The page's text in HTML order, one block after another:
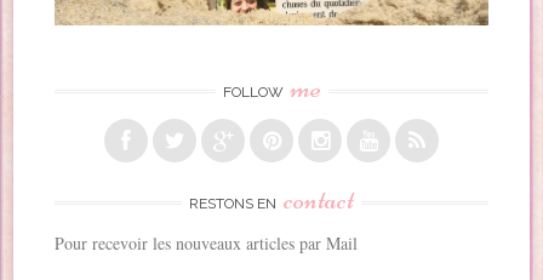
FOLLOW me
RESTONS EN contact
Pour recevoir les nouveaux articles par Mail